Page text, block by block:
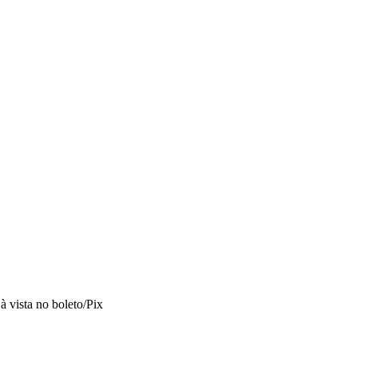
à vista no boleto/Pix